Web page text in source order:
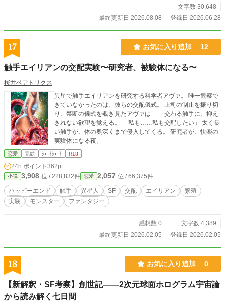
文字数 30,648
最終更新日 2026.08.08
登録日 2026.06.28
17 お気に入り追加 12
触手エイリアンの交配実験〜研究者、被験体になる〜
桜井ベアトリクス
異星で触手エイリアンを研究する科学者アヴァ。 唯一観察で
きていなかったのは、彼らの交配儀式。 上司の制止を振り切
り、禁断の儀式を覗き見たアヴァは―― 交わる触手に、抑え
きれない欲望を覚える。 「私も……私も交配したい」 太く長
い触手が、体の奥深くまで侵入してくる。 研究者が、快楽の
実験体になる夜。
恋愛 完結 ｼｮｰﾄｼｮｰﾄ R18
24h.ポイント 362pt
小説 3,908 位 / 228,832件 恋愛 2,057 位 / 66,375件
ハッピーエンド 触手 異星人 SF 交配 エイリアン
繁殖
実験
モンスター ファンタジー
感想数 0
文字数 4,389
最終更新日 2026.02.05
登録日 2026.02.05
18 お気に入り追加 0
【新解釈・SF考察】創世記――2次元球面ホログラム宇宙論
から読み解く七日間